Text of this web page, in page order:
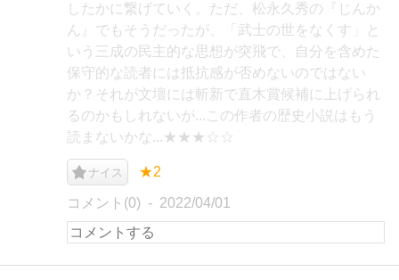
したかに繋げていく。ただ、松永久秀の『じんか
ん』でもそうだったが、「武士の世をなくす」と
いう三成の民主的な思想が突飛で、自分を含めた
保守的な読者には抵抗感が否めないのではない
か？それが文壇には斬新で直木賞候補に上げられ
るのかもしれないが...この作者の歴史小説はもう
読まないかな...★★★☆☆
ナイス ★2
コメント(0) 2022/04/01